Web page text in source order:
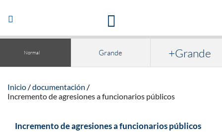
Abrir/Cerrar
navegación
Normal Grande +Grande
Inicio
documentación
Incremento de agresiones a funcionarios públicos
Incremento de agresiones a funcionarios públicos